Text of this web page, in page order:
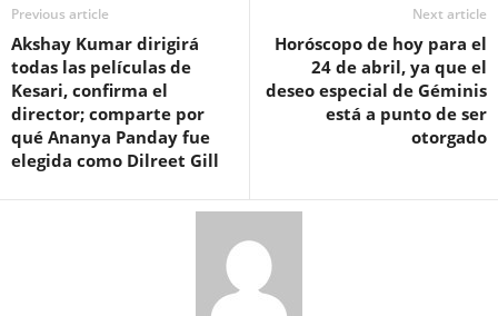
Previous article
Akshay Kumar dirigirá
todas las películas de
Kesari, confirma el
director; comparte por
qué Ananya Panday fue
elegida como Dilreet Gill
Next article
Horóscopo de hoy para el
24 de abril, ya que el
deseo especial de Géminis
está a punto de ser
otorgado